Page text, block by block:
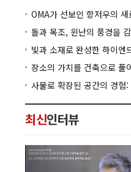
OMA가 선보인 항저우의 새로운
돌과 목조, 윈난의 풍경을 감각적으로 담아
빛과 소재로 완성한 하이엔드 오피
장소의 가치를 건축으로 풀
사물로 확장된 공간의 경험: 디자이너
최신인터뷰